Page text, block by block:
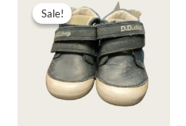
Sale!
Sale!
hind
oli:
11,90 €.
hind
on:
9,00 €.